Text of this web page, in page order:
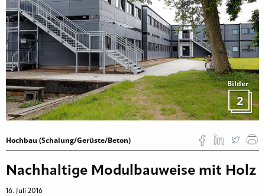
Bilder
2
Hochbau (Schalung/Gerüste/Beton)
Nachhaltige Modulbauweise mit Holz
16. Juli 2016